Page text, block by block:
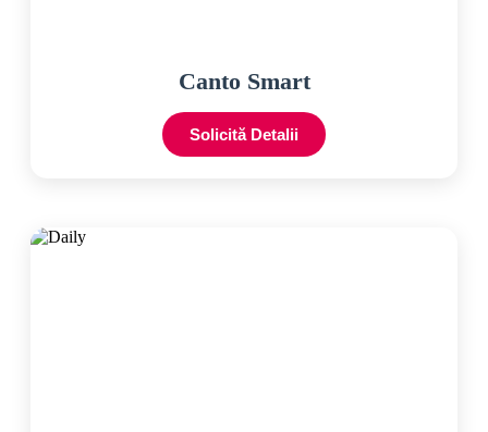
Canto Smart
Solicită Detalii